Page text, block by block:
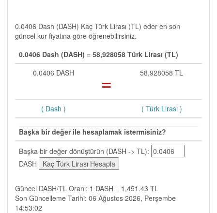
0.0406 Dash (DASH) Kaç Türk Lirası (TL) eder en son
güncel kur fiyatına göre öğrenebilirsiniz.
0.0406 Dash (DASH) = 58,928058 Türk Lirası (TL)
0.0406 DASH
= 58,928058 TL
( Dash ) ( Türk Lirası )
Başka bir değer ile hesaplamak istermisiniz?
Başka bir değer dönüştürün (DASH -> TL):
DASH
Güncel DASH/TL Oranı: 1 DASH = 1,451.43 TL
Son Güncelleme Tarihi: 06 Ağustos 2026, Perşembe
14:53:02